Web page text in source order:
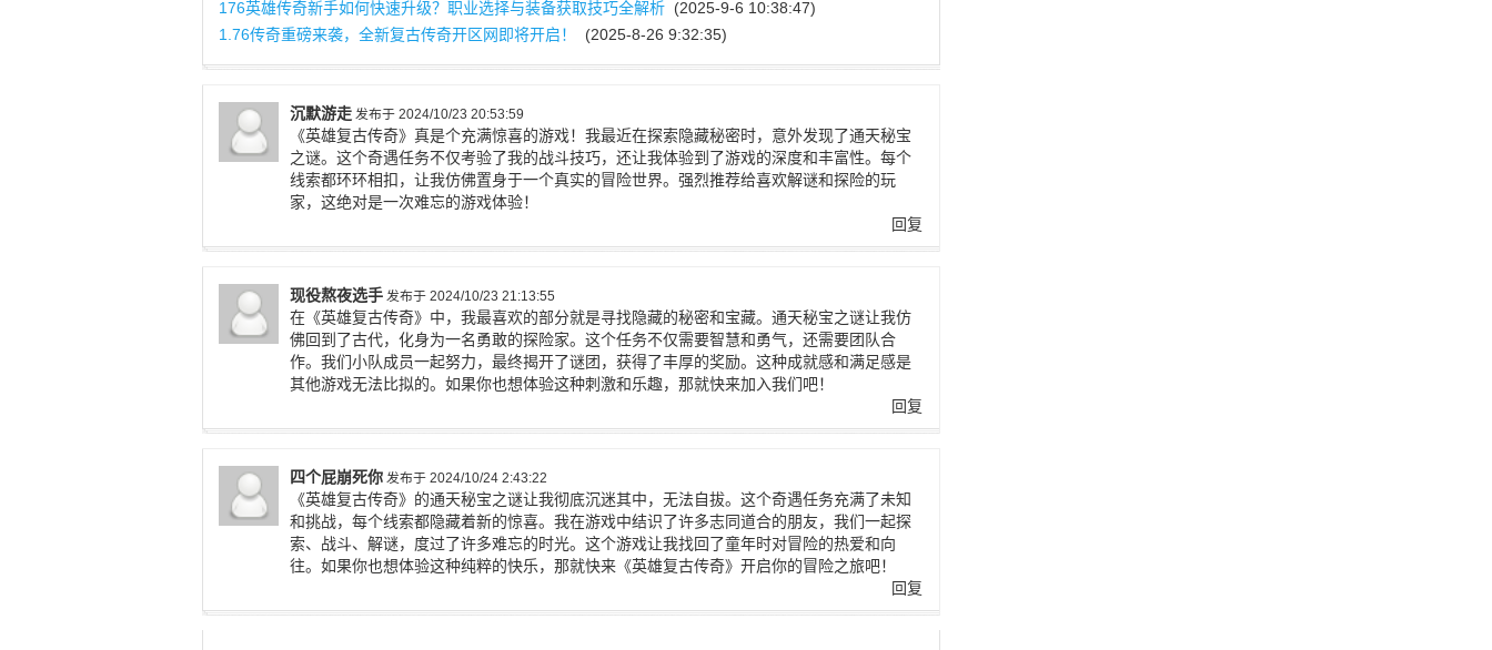
176英雄传奇新手如何快速升级？职业选择与装备获取技巧全解析 (2025-9-6 10:38:47)
1.76传奇重磅来袭，全新复古传奇开区网即将开启！
(2025-8-26 9:32:35)
沉默游走 发布于 2024/10/23 20:53:59
《英雄复古传奇》真是个充满惊喜的游戏！我最近在探索隐藏秘密时，意外发现了通天秘宝
之谜。这个奇遇任务不仅考验了我的战斗技巧，还让我体验到了游戏的深度和丰富性。每个
线索都环环相扣，让我仿佛置身于一个真实的冒险世界。强烈推荐给喜欢解谜和探险的玩
家，这绝对是一次难忘的游戏体验！
回复
现役熬夜选手 发布于 2024/10/23 21:13:55
在《英雄复古传奇》中，我最喜欢的部分就是寻找隐藏的秘密和宝藏。通天秘宝之谜让我仿
佛回到了古代，化身为一名勇敢的探险家。这个任务不仅需要智慧和勇气，还需要团队合
作。我们小队成员一起努力，最终揭开了谜团，获得了丰厚的奖励。这种成就感和满足感是
其他游戏无法比拟的。如果你也想体验这种刺激和乐趣，那就快来加入我们吧！
回复
四个屁崩死你 发布于 2024/10/24 2:43:22
《英雄复古传奇》的通天秘宝之谜让我彻底沉迷其中，无法自拔。这个奇遇任务充满了未知
和挑战，每个线索都隐藏着新的惊喜。我在游戏中结识了许多志同道合的朋友，我们一起探
索、战斗、解谜，度过了许多难忘的时光。这个游戏让我找回了童年时对冒险的热爱和向
往。如果你也想体验这种纯粹的快乐，那就快来《英雄复古传奇》开启你的冒险之旅吧！
回复